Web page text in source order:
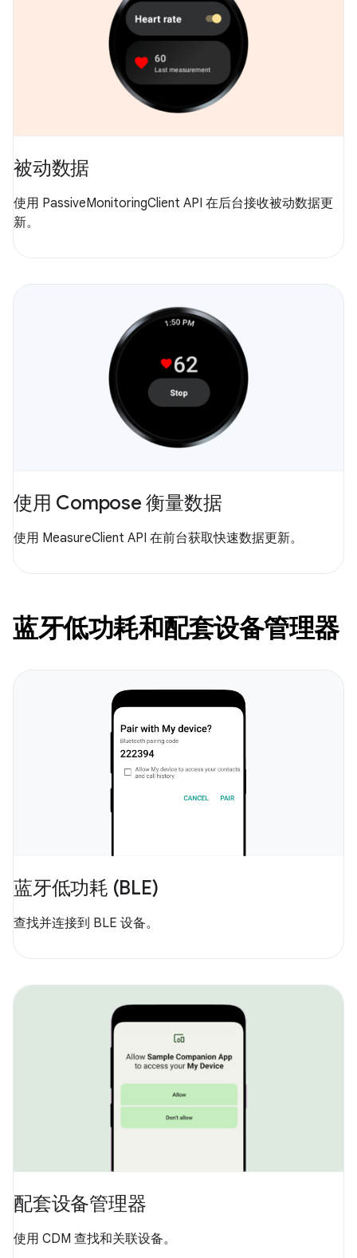
被动数据
使用 PassiveMonitoringClient API 在后台接收被动数据更
新。
使用 Compose 衡量数据
使用 MeasureClient API 在前台获取快速数据更新。
蓝牙低功耗和配套设备管理器
蓝牙低功耗 (BLE)
查找并连接到 BLE 设备。
配套设备管理器
使用 CDM 查找和关联设备。